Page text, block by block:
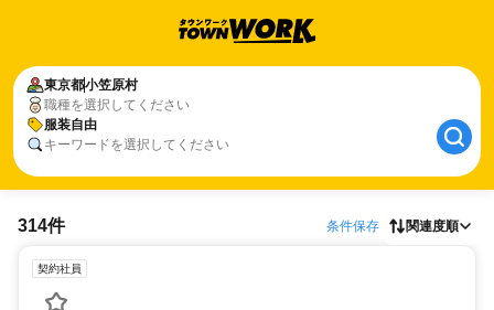
東京都小笠原村
職種を選択してください
服装自由
キーワードを選択してください
314件 条件保存 関連度順
契約社員